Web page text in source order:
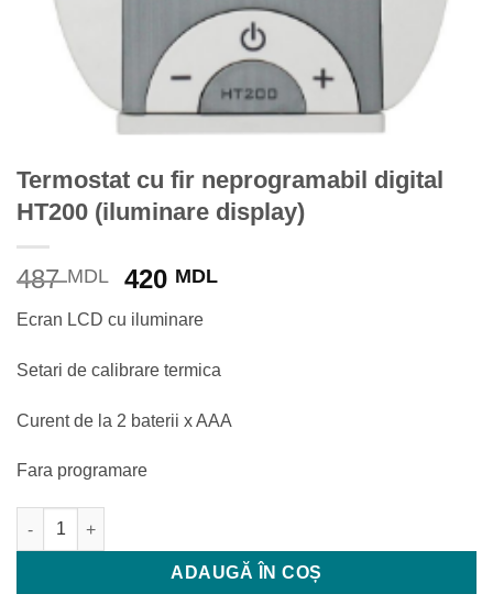
Termostat cu fir neprogramabil digital
HT200 (iluminare display)
487MDL
Prețul
a
fost:
487 MDL.
420 MDLPrețul
Ecran LCD cu iluminare
Setari de calibrare termica
Curent de la 2 baterii x AAA
Fara programare
Cantitate Termostat cu fir neprogramabil digital HT200
ADAUGĂ ÎN COȘ